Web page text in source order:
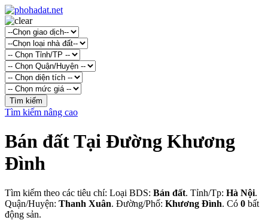
Tìm kiếm nâng cao
Bán đất Tại Đường Khương
Đình
Tìm kiếm theo các tiêu chí: Loại BDS: Bán đất. Tỉnh/Tp: Hà Nội.
Quận/Huyện: Thanh Xuân. Đường/Phố: Khương Đình. Có 0 bất
động sản.